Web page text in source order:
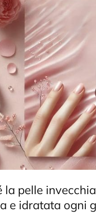
la pelle
e idratata ogni